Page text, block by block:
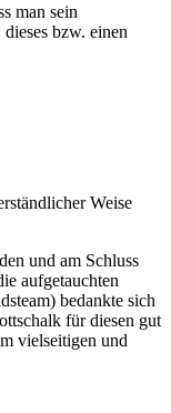
man sein
bzw. einen
Weise
und am Schluss
aufgetauchten
bedankte sich
für diesen gut
vielseitigen und